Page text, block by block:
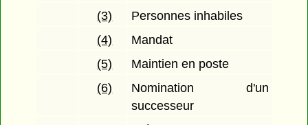
(3)
Personnes inhabiles
(4)
Mandat
(5)
Maintien en poste
(6)
Nomination d'un
successeur